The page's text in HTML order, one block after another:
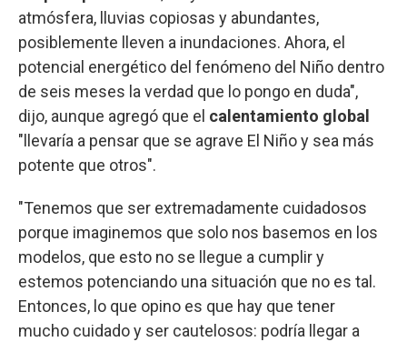
atmósfera, lluvias copiosas y abundantes,
posiblemente lleven a inundaciones. Ahora, el
potencial energético del fenómeno del Niño dentro
de seis meses la verdad que lo pongo en duda",
dijo, aunque agregó que el calentamiento global
"llevaría a pensar que se agrave El Niño y sea más
potente que otros".
"Tenemos que ser extremadamente cuidadosos
porque imaginemos que solo nos basemos en los
modelos, que esto no se llegue a cumplir y
estemos potenciando una situación que no es tal.
Entonces, lo que opino es que hay que tener
mucho cuidado y ser cautelosos: podría llegar a